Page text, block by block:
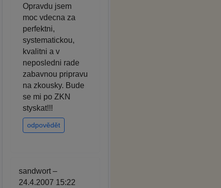
Opravdu jsem
moc vdecna za
perfektni,
systematickou,
kvalitni a v
neposledni rade
zabavnou pripravu
na zkousky. Bude
se mi po ZKN
styskat!!!
odpovědět
sandwort –
24.4.2007 15:22